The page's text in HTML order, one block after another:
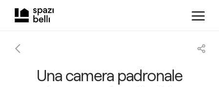
Una camera padronale